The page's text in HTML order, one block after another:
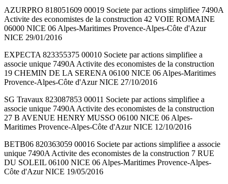
AZURPRO 818051609 00019 Societe par actions simplifiee 7490A
Activite des economistes de la construction 42 VOIE ROMAINE
06000 NICE 06 Alpes-Maritimes Provence-Alpes-Côte d'Azur
NICE 29/01/2016
EXPECTA 823355375 00010 Societe par actions simplifiee a
associe unique 7490A Activite des economistes de la construction
19 CHEMIN DE LA SERENA 06100 NICE 06 Alpes-Maritimes
Provence-Alpes-Côte d'Azur NICE 27/10/2016
SG Travaux 823087853 00011 Societe par actions simplifiee a
associe unique 7490A Activite des economistes de la construction
27 B AVENUE HENRY MUSSO 06100 NICE 06 Alpes-
Maritimes Provence-Alpes-Côte d'Azur NICE 12/10/2016
BETB06 820363059 00016 Societe par actions simplifiee a associe
unique 7490A Activite des economistes de la construction 7 RUE
DU SOLEIL 06100 NICE 06 Alpes-Maritimes Provence-Alpes-
Côte d'Azur NICE 19/05/2016